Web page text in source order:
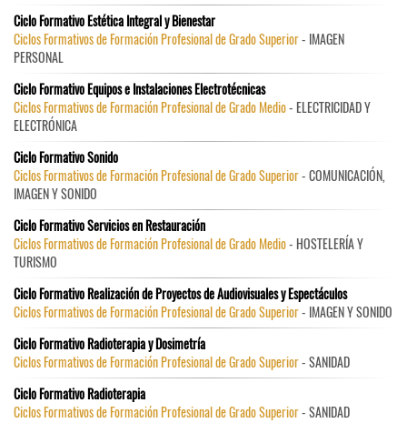
Ciclo Formativo Estética Integral y Bienestar
Ciclos Formativos de Formación Profesional de Grado Superior- IMAGEN
PERSONAL
Ciclo Formativo Equipos e Instalaciones Electrotécnicas
Ciclos Formativos de Formación Profesional de Grado Medio- ELECTRICIDAD Y
ELECTRÓNICA
Ciclo Formativo Sonido
Ciclos Formativos de Formación Profesional de Grado Superior- COMUNICACIÓN,
IMAGEN Y SONIDO
Ciclo Formativo Servicios en Restauración
Ciclos Formativos de Formación Profesional de Grado Medio- HOSTELERÍA Y
TURISMO
Ciclo Formativo Realización de Proyectos de Audiovisuales y Espectáculos
Ciclos Formativos de Formación Profesional de Grado Superior- IMAGEN Y SONIDO
Ciclo Formativo Radioterapia y Dosimetría
Ciclos Formativos de Formación Profesional de Grado Superior- SANIDAD
Ciclo Formativo Radioterapia
Ciclos Formativos de Formación Profesional de Grado Superior- SANIDAD